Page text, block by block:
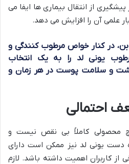
از انتقال بیماری ها ایفا می
علمی آن را افزایش می دهد.
در کنار خواص مرطوب کنندگی و
یونی لد را به یک انتخاب
و سلامت پوست در هر زمان و
احتمالی
محصولی کاملاً بی نقص نیست و
دست یونی لد نیز ممکن است دارای
از کاربران اهمیت داشته باشد. لازم